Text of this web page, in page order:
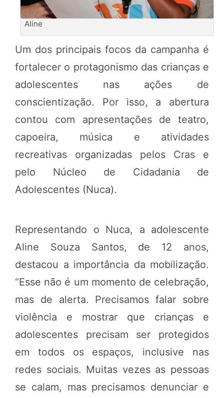
Aline
Um dos principais focos da campanha é
fortalecer o protagonismo das crianças e
adolescentes nas ações de
conscientização. Por isso, a abertura
contou com apresentações de teatro,
capoeira, música e atividades
recreativas organizadas pelos Cras e
pelo Núcleo de Cidadania de
Adolescentes (Nuca).
Representando o Nuca, a adolescente
Aline Souza Santos, de 12 anos,
destacou a importância da mobilização.
“Esse não é um momento de celebração,
mas de alerta. Precisamos falar sobre
violência e mostrar que crianças e
adolescentes precisam ser protegidos
em todos os espaços, inclusive nas
redes sociais. Muitas vezes as pessoas
se calam, mas precisamos denunciar e